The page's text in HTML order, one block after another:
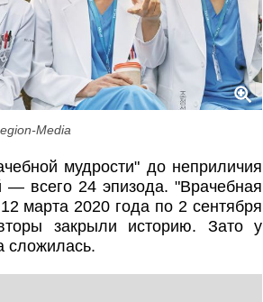
Media
мудрости" до неприличия
— всего 24 эпизода. "Врачебная
марта 2020 года по 2 сентября
закрыли историю. Зато у
сложилась.